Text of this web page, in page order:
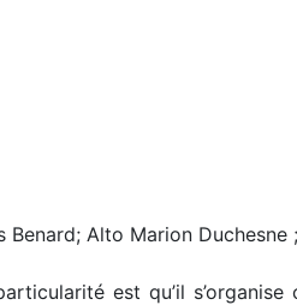
Alto Marion
est qu’il